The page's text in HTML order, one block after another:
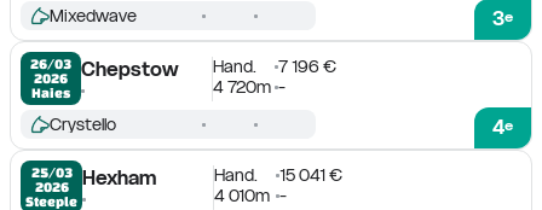
3e
Mixedwave
26/03
2026
Haies
Chepstow Hand.
7 196 €
4 720m -
4e
Crystello
25/03
2026
Steeple
Hexham Hand.
15 041 €
4 010m -